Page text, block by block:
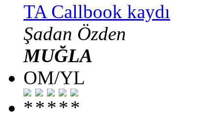
TA Callbook kaydı
Şadan Özden
MUĞLA
OM/YL